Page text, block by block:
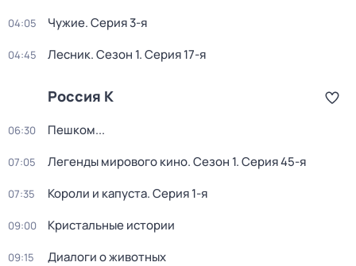
04:05 Чужие. Серия 3-я
04:45 Лесник. Сезон 1. Серия 17-я
Россия К
06:30 Пешком...
07:05 Легенды мирового кино. Сезон 1. Серия 45-я
07:35 Короли и капуста. Серия 1-я
09:00 Кристальные истории
09:15 Диалоги о животных